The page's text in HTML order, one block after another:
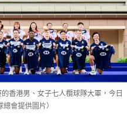
香港男、女子七人欖球隊大軍，今日
會提供圖片）